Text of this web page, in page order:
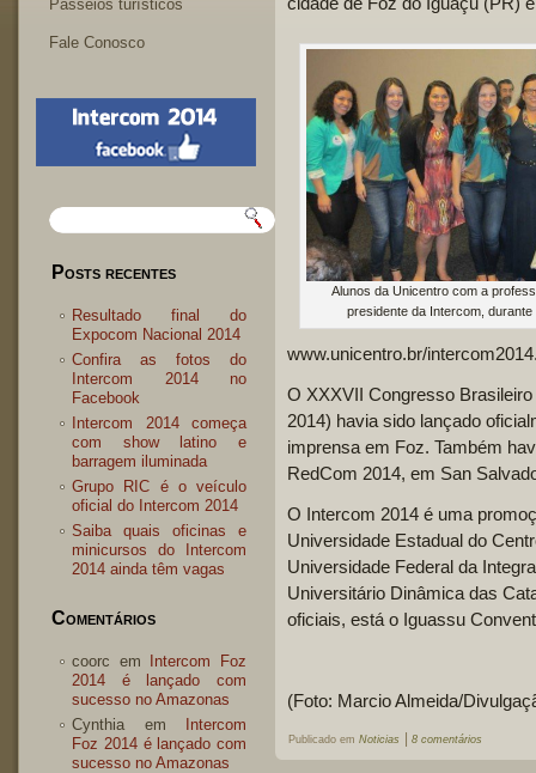
Passeios turísticos
Fale Conosco
Pesquisar
Posts recentes
Resultado final do
Expocom Nacional 2014
Confira as fotos do
Intercom 2014 no
Facebook
Intercom 2014 começa
com show latino e
barragem iluminada
Grupo RIC é o veículo
oficial do Intercom 2014
Saiba quais oficinas e
minicursos do Intercom
2014 ainda têm vagas
Comentários
coorc em
Intercom Foz
2014 é lançado com
sucesso no Amazonas
Cynthia em
Intercom
Foz 2014 é lançado com
sucesso no Amazonas
Alunos da Unicentro com a
presidente da Intercom,
www.unicentro.br/
O XXXVII Congresso
2014) havia sido lançado
imprensa em Foz. Também
RedCom 2014, em San
O Intercom 2014 é uma
Universidade Estadual do
Universidade Federal da
Universitário Dinâmica das
oficiais, está o Iguassu
(Foto: Marcio Almeida/
Publicado em Noticias 8 comentários